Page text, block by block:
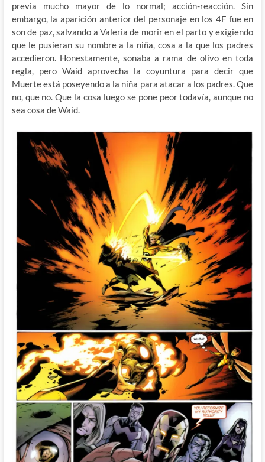
previa mucho mayor de lo normal; acción-reacción. Sin
embargo, la aparición anterior del personaje en los 4F fue en
son de paz, salvando a Valeria de morir en el parto y exigiendo
que le pusieran su nombre a la niña, cosa a la que los padres
accedieron. Honestamente, sonaba a rama de olivo en toda
regla, pero Waid aprovecha la coyuntura para decir que
Muerte está poseyendo a la niña para atacar a los padres. Que
no, que no. Que la cosa luego se pone peor todavía, aunque no
sea cosa de Waid.